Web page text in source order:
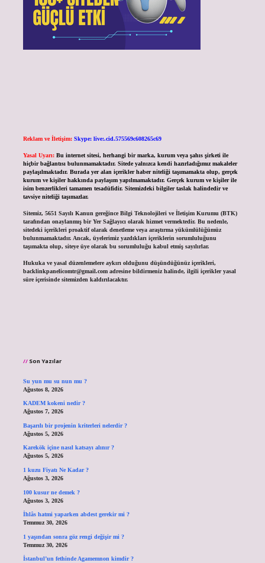
Reklam ve İletişim: Skype: live:.cid.575569c608265c69
Yasal Uyarı: Bu internet sitesi, herhangi bir marka, kurum veya şahıs şirketi ile
hiçbir bağlantısı bulunmamaktadır. Sitede yalnızca kendi hazırladığımız makaleler
paylaşılmaktadır. Burada yer alan içerikler haber niteliği taşımamakta olup, gerçek
kurum ve kişiler hakkında paylaşım yapılmamaktadır. Gerçek kurum ve kişiler ile
isim benzerlikleri tamamen tesadüfidir. Sitemizdeki bilgiler taslak halindedir ve
tavsiye niteliği taşımazlar.
Sitemiz, 5651 Sayılı Kanun gereğince Bilgi Teknolojileri ve İletişim Kurumu (BTK)
tarafından onaylanmış bir Yer Sağlayıcı olarak hizmet vermektedir. Bu nedenle,
sitedeki içerikleri proaktif olarak denetleme veya araştırma yükümlülüğümüz
bulunmamaktadır. Ancak, üyelerimiz yazdıkları içeriklerin sorumluluğunu
taşımakta olup, siteye üye olarak bu sorumluluğu kabul etmiş sayılırlar.
Hukuka ve yasal düzenlemelere aykırı olduğunu düşündüğünüz içerikleri,
backlinkpanelicomtr@gmail.comadresine bildirmeniz halinde, ilgili içerikler yasal
süre içerisinde sitemizden kaldırılacaktır.
Son Yazılar
Su yun mu su nun mu ?
Ağustos 8, 2026
KADEM kokeni nedir ?
Ağustos 7, 2026
Başarılı bir projenin kriterleri nelerdir ?
Ağustos 5, 2026
Karekök içine nasıl katsayı alınır ?
Ağustos 5, 2026
1 kuzu Fiyatı Ne Kadar ?
Ağustos 3, 2026
100 kusur ne demek ?
Ağustos 3, 2026
İhlâs hatmi yaparken abdest gerekir mi ?
Temmuz 30, 2026
1 yaşından sonra göz rengi değişir mi ?
Temmuz 30, 2026
İstanbul’un fethinde Agamemnon kimdir ?